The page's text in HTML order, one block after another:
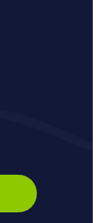
in
in Livry-Gargan
der Stadt.
Wusstet
Wohnsitz von
im 12.
ihr auch
Probiert
Livry“ – ein